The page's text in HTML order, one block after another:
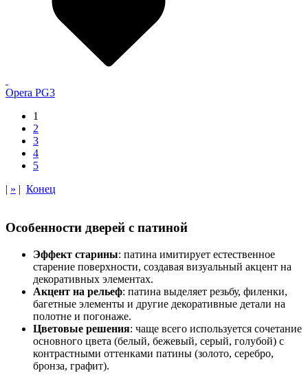
Opera PG3
1
2
3
4
5
| » | Конец
Особенности дверей с патиной
Эффект старины: патина имитирует естественное
старение поверхности, создавая визуальный акцент на
декоративных элементах.
Акцент на рельеф: патина выделяет резьбу, филенки,
багетные элементы и другие декоративные детали на
полотне и погонаже.
Цветовые решения: чаще всего используется сочетание
основного цвета (белый, бежевый, серый, голубой) с
контрастными оттенками патины (золото, серебро,
бронза, графит).